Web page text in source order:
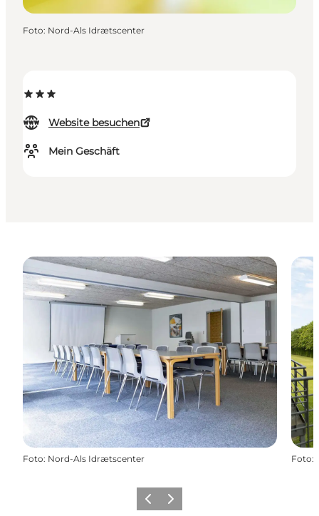
Website besuchen
Mein Geschäft
Foto: Nord-Als Idrætscenter
Foto: Nord-Als Idrætscenter Foto:
ZurückWeiter